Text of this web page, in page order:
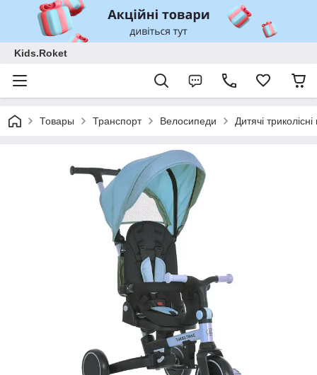
Kids.Roket
Товары Транспорт Велосипеди Дитячі